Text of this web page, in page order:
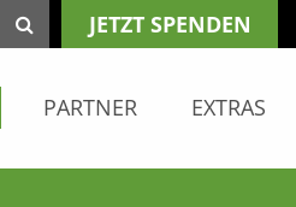
JETZT SPENDEN
PARTNER EXTRAS